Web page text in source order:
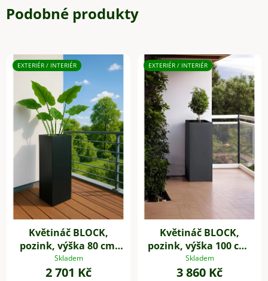
Podobné produkty
EXTERIÉR / INTERIÉR
Květináč BLOCK,
pozink, výška 80 cm,
antracit, vč. zavlaž.
systému
Skladem
2 701 Kč
EXTERIÉR / INTERIÉR
Květináč BLOCK,
pozink, výška 100 cm,
vč. zavlažovacího
systému, antracit
Skladem
3 860 Kč